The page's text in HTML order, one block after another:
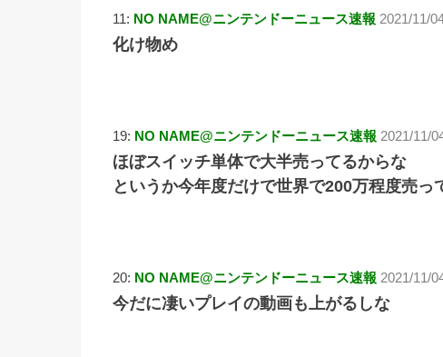
11: NO NAME@ニンテンドーニュース速報 2021/11/
化け物め
19: NO NAME@ニンテンドーニュース速報 2021/11/
ほぼスイッチ単体で大半売ってるからな
というか今年度だけで世界で200万程度売っ
20: NO NAME@ニンテンドーニュース速報 2021/11/
今だに凄いプレイの動画も上がるしな